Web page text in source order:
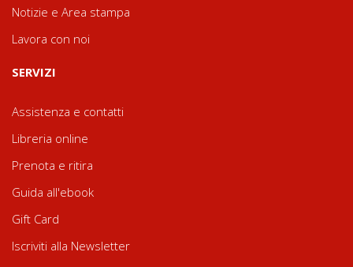
Notizie e Area stampa
Lavora con noi
SERVIZI
Assistenza e contatti
Libreria online
Prenota e ritira
Guida all'ebook
Gift Card
Iscriviti alla Newsletter